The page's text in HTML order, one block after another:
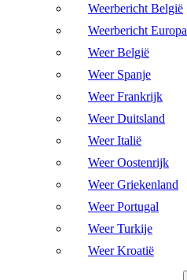
Weerbericht België
Weerbericht Europa
Weer België
Weer Spanje
Weer Frankrijk
Weer Duitsland
Weer Italië
Weer Oostenrijk
Weer Griekenland
Weer Portugal
Weer Turkije
Weer Kroatië